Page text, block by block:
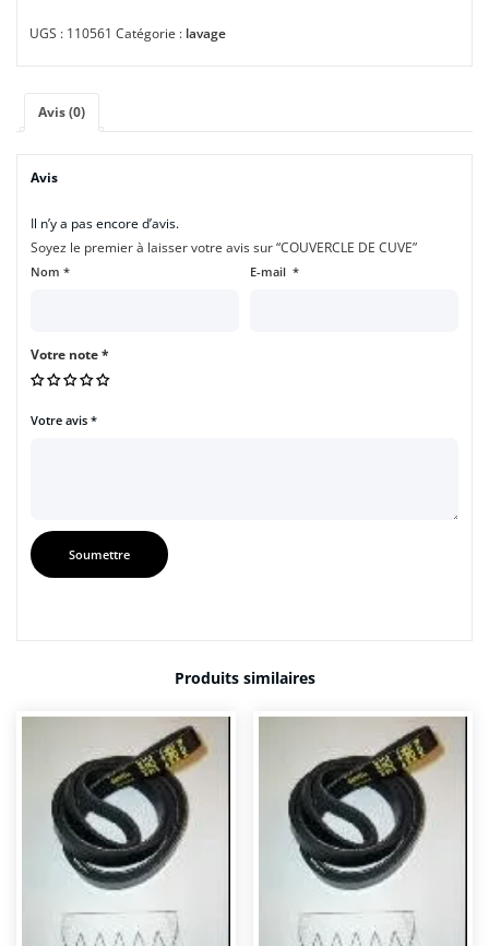
UGS : 110561 Catégorie : lavage
Avis (0)
Avis
Il n’y a pas encore d’avis.
Soyez le premier à laisser votre avis sur “COUVERCLE DE CUVE”
Nom * E-mail *
Votre note*
Votre avis *
Produits similaires